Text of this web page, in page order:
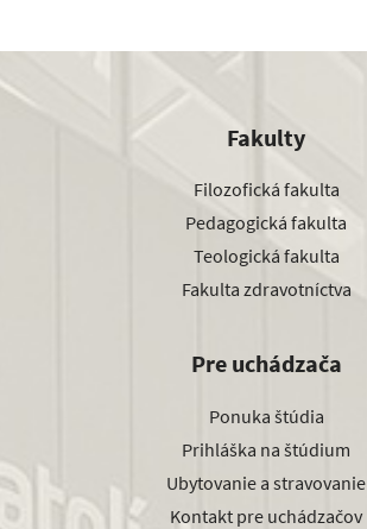
Fakulty
Filozofická fakulta
Pedagogická fakulta
Teologická fakulta
Fakulta zdravotníctva
Pre uchádzača
Ponuka štúdia
Prihláška na štúdium
Ubytovanie a stravovanie
Kontakt pre uchádzačov